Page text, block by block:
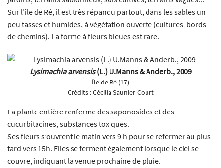
Sur l’île de Ré, il est très répandu partout, dans les sables un
peu tassés et humides, à végétation ouverte (cultures, bords
de chemins). La forme à fleurs bleues est rare.
Lysimachia arvensis(L.) U.Manns & Anderb., 2009
Île de Ré (17)
Crédits :Cécilia Saunier-Court
La plante entière renferme des saponosides et des
cucurbitacines, substances toxiques.
Ses fleurs s’ouvrent le matin vers 9 h pour se refermer au plus
tard vers 15h. Elles se ferment également lorsque le ciel se
couvre, indiquant la venue prochaine de pluie.